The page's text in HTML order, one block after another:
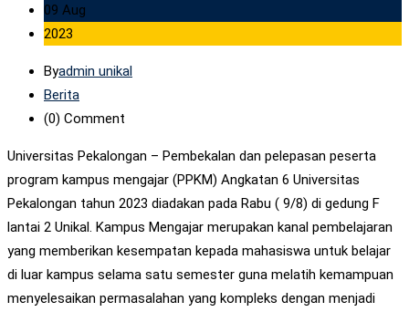
09 Aug
2023
Byadmin unikal
Berita
(0) Comment
Universitas Pekalongan – Pembekalan dan pelepasan peserta
program kampus mengajar (PPKM) Angkatan 6 Universitas
Pekalongan tahun 2023 diadakan pada Rabu ( 9/8) di gedung F
lantai 2 Unikal. Kampus Mengajar merupakan kanal pembelajaran
yang memberikan kesempatan kepada mahasiswa untuk belajar
di luar kampus selama satu semester guna melatih kemampuan
menyelesaikan permasalahan yang kompleks dengan menjadi